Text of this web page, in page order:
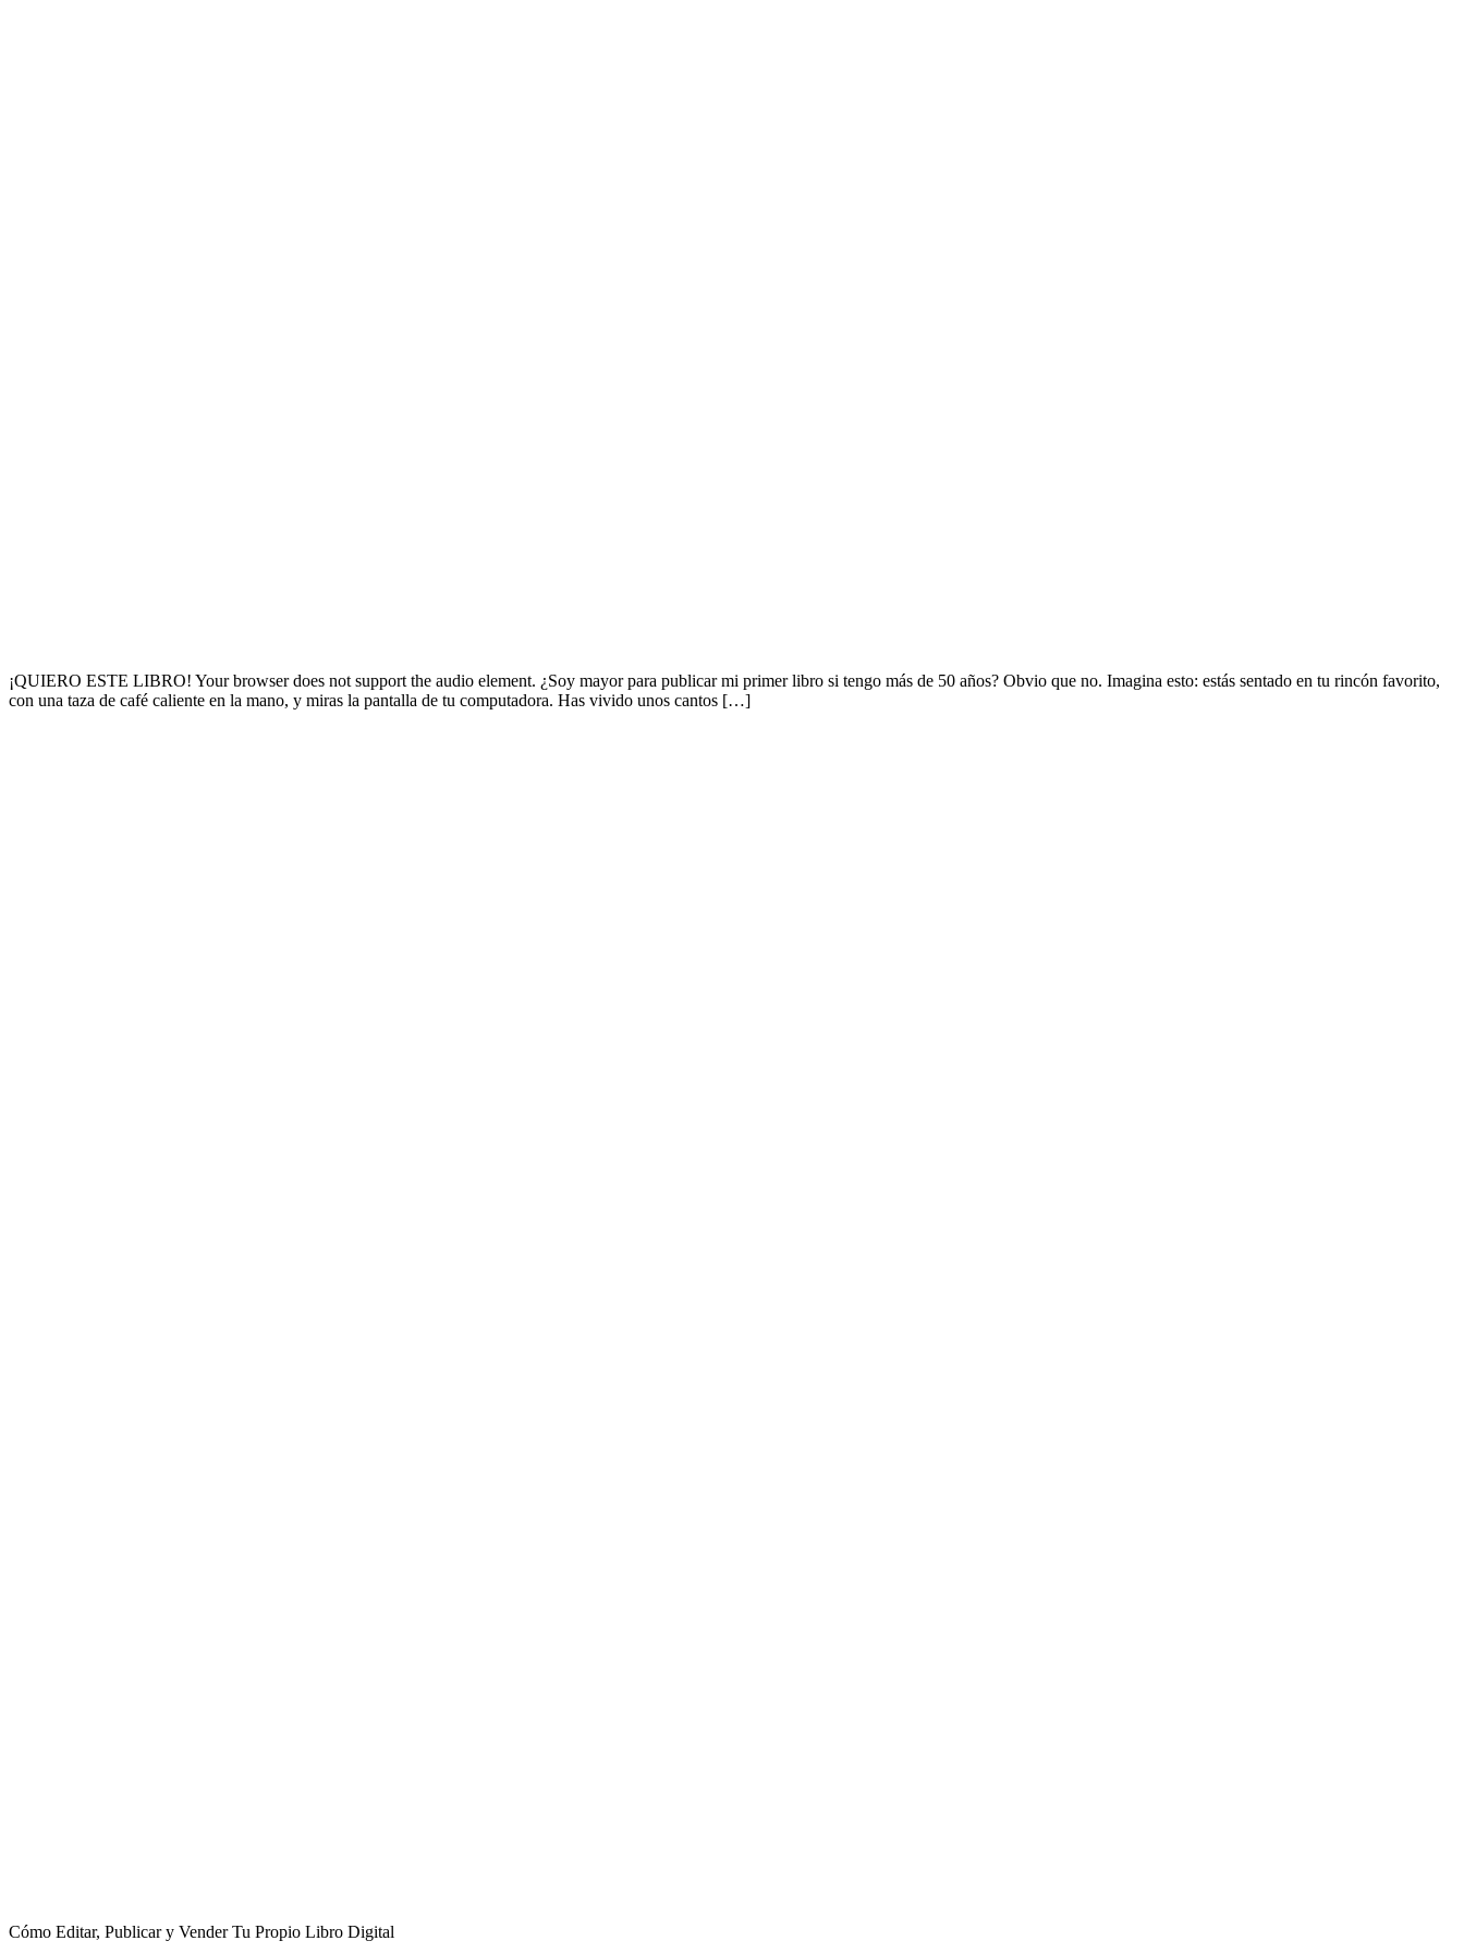
¡QUIERO ESTE LIBRO! Your browser does not support the audio element. ¿Soy mayor para publicar mi primer libro si tengo más de 50 años? Obvio que no. Imagina esto: estás sentado en tu rincón favorito,
con una taza de café caliente en la mano, y miras la pantalla de tu computadora. Has vivido unos cantos […]
Cómo Editar, Publicar y Vender Tu Propio Libro Digital